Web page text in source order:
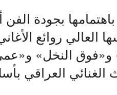
بجودة
روائع
النخل» و«عمي
الغنائي العراقي